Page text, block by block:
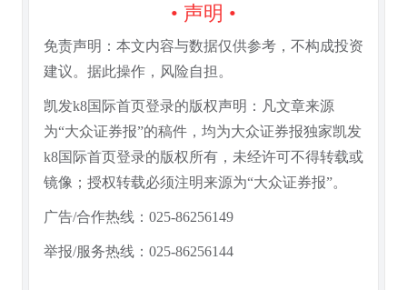
• 声明 •
免责声明：本文内容与数据仅供参考，不构成投资
建议。据此操作，风险自担。
凯发k8国际首页登录的版权声明：凡文章来源
为“大众证券报”的稿件，均为大众证券报独家凯发
k8国际首页登录的版权所有，未经许可不得转载或
镜像；授权转载必须注明来源为“大众证券报”。
广告/合作热线：025-86256149
举报/服务热线：025-86256144